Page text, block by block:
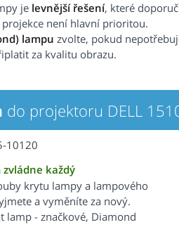
je levnější řešení, které
není hlavní prioritou.
lampu zvolte, pokud
za kvalitu obrazu.
do projektoru DELL
10120
každý
krytu lampy a lampového
a vyměníte za nový.
lamp - značkové, Diamond